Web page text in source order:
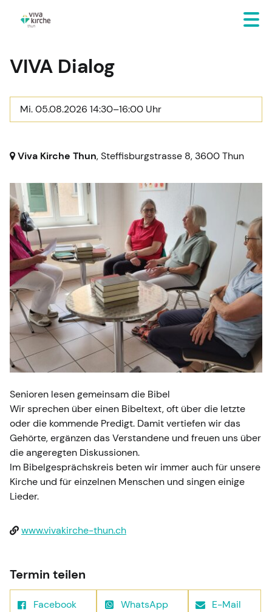
VIVA Dialog
Mi. 05.08.2026 14:30–16:00 Uhr
Viva Kirche Thun, Steffisburgstrasse 8, 3600 Thun
Senioren lesen gemeinsam die Bibel
Wir sprechen über einen Bibeltext, oft über die letzte
oder die kommende Predigt. Damit vertiefen wir das
Gehörte, ergänzen das Verstandene und freuen uns über
die angeregten Diskussionen.
Im Bibelgesprächskreis beten wir immer auch für unsere
Kirche und für einzelnen Menschen und singen einige
Lieder.
www.vivakirche-thun.ch
Termin teilen
Facebook WhatsApp E-Mail